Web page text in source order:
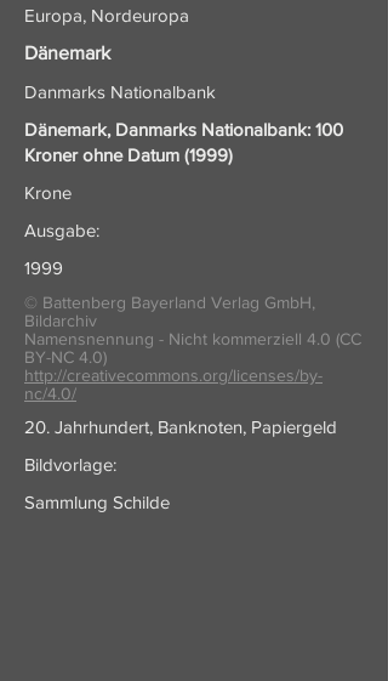
Europa, Nordeuropa
Dänemark
Danmarks Nationalbank
Dänemark, Danmarks Nationalbank: 100
Kroner ohne Datum (1999)
Krone
Ausgabe:
1999
© Battenberg Bayerland Verlag GmbH,
Bildarchiv
Namensnennung - Nicht kommerziell 4.0 (CC
BY-NC 4.0)
http://creativecommons.org/licenses/by-
nc/4.0/
20. Jahrhundert, Banknoten, Papiergeld
Bildvorlage:
Sammlung Schilde